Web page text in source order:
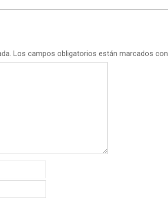
Los campos obligatorios están marcados con